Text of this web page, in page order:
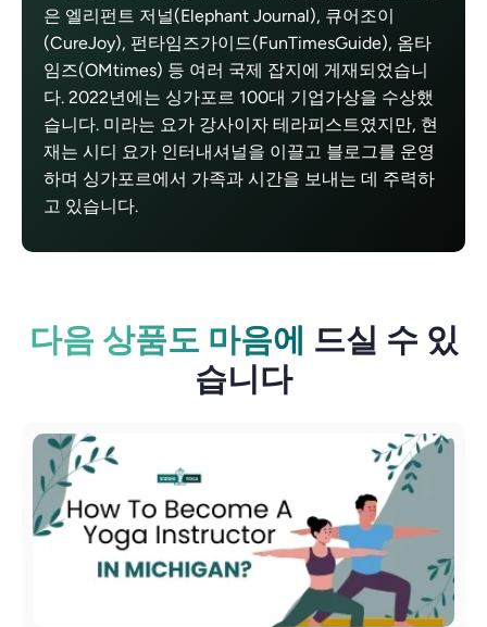
은 엘리펀트 저널(Elephant Journal), 큐어조이
(CureJoy), 펀타임즈가이드(FunTimesGuide), 옴타
임즈(OMtimes) 등 여러 국제 잡지에 게재되었습니
다. 2022년에는 싱가포르 100대 기업가상을 수상했
습니다. 미라는 요가 강사이자 테라피스트였지만, 현
재는 시디 요가 인터내셔널을 이끌고 블로그를 운영
하며 싱가포르에서 가족과 시간을 보내는 데 주력하
고 있습니다.
다음 상품도 마음에 드실 수 있
습니다